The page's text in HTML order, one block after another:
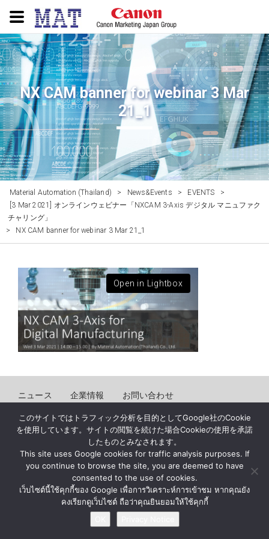
NX CAM banner for webinar 3 Mar
21_1
Material Automation (Thailand) > News&Events > EVENTS
>
[3 Mar 2021] オンラインウェビナー「NXCAM 3-Axis デジタル マニュファク
チャリング」
>
NX CAM banner for webinar 3 Mar 21_1
Open in Lightbox
ニュース 企業情報
お問い合わせ
© BY MATERIAL AUTOMATION ( THAILAND ) Co., Ltd.
このサイトではトラフィック分析を目的としてGoogle社のCookie
を使用しています。サイトの閲覧を続けた場合Cookieの使用を承諾
したものとみなされます。
This site uses Google cookies for traffic analysis purposes. If
you continue to browse the site, you are deemed to have
consented to the use of cookies.
เว็บไซต์นี้ใช้คุกกี้ของ Google เพื่อการวิเคราะห์การเข้าชม หากคุณยัง
คงเรียกดูเว็บไซต์ ถือว่าคุณยินยอมให้ใช้คุกกี้